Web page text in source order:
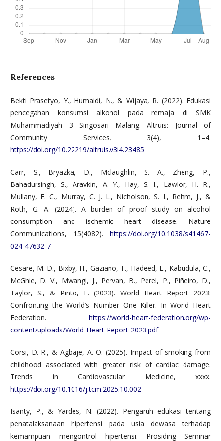
References
Bekti Prasetyo, Y., Humaidi, N., & Wijaya, R. (2022). Edukasi
pencegahan konsumsi alkohol pada remaja di SMK
Muhammadiyah 3 Singosari Malang. Altruis: Journal of
Community Services, 3(4), 1–4.
https://doi.org/10.22219/altruis.v3i4.23485
Carr, S., Bryazka, D., Mclaughlin, S. A., Zheng, P.,
Bahadursingh, S., Aravkin, A. Y., Hay, S. I., Lawlor, H. R.,
Mullany, E. C., Murray, C. J. L., Nicholson, S. I., Rehm, J., &
Roth, G. A. (2024). A burden of proof study on alcohol
consumption and ischemic heart disease. Nature
Communications, 15(4082). https://doi.org/10.1038/s41467-
024-47632-7
Cesare, M. D., Bixby, H., Gaziano, T., Hadeed, L., Kabudula, C.,
McGhie, D. V., Mwangi, J., Pervan, B., Perel, P., Piñeiro, D.,
Taylor, S., & Pinto, F. (2023). World Heart Report 2023:
Confronting the World’s Number One Killer. In World Heart
Federation. https://world-heart-federation.org/wp-
content/uploads/World-Heart-Report-2023.pdf
Corsi, D. R., & Agbaje, A. O. (2025). Impact of smoking from
childhood associated with greater risk of cardiac damage.
Trends in Cardiovascular Medicine, xxxx.
https://doi.org/10.1016/j.tcm.2025.10.002
Isanty, P., & Yardes, N. (2022). Pengaruh edukasi tentang
penatalaksanaan hipertensi pada usia dewasa terhadap
kemampuan mengontrol hipertensi. Prosiding Seminar